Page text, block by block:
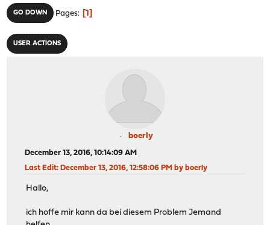
GO DOWN Pages 1
USER ACTIONS
boerly
December 13, 2016, 10:14:09 AM
Last Edit: December 13, 2016, 12:58:06 PM by boerly
Hallo,
ich hoffe mir kann da bei diesem Problem Jemand